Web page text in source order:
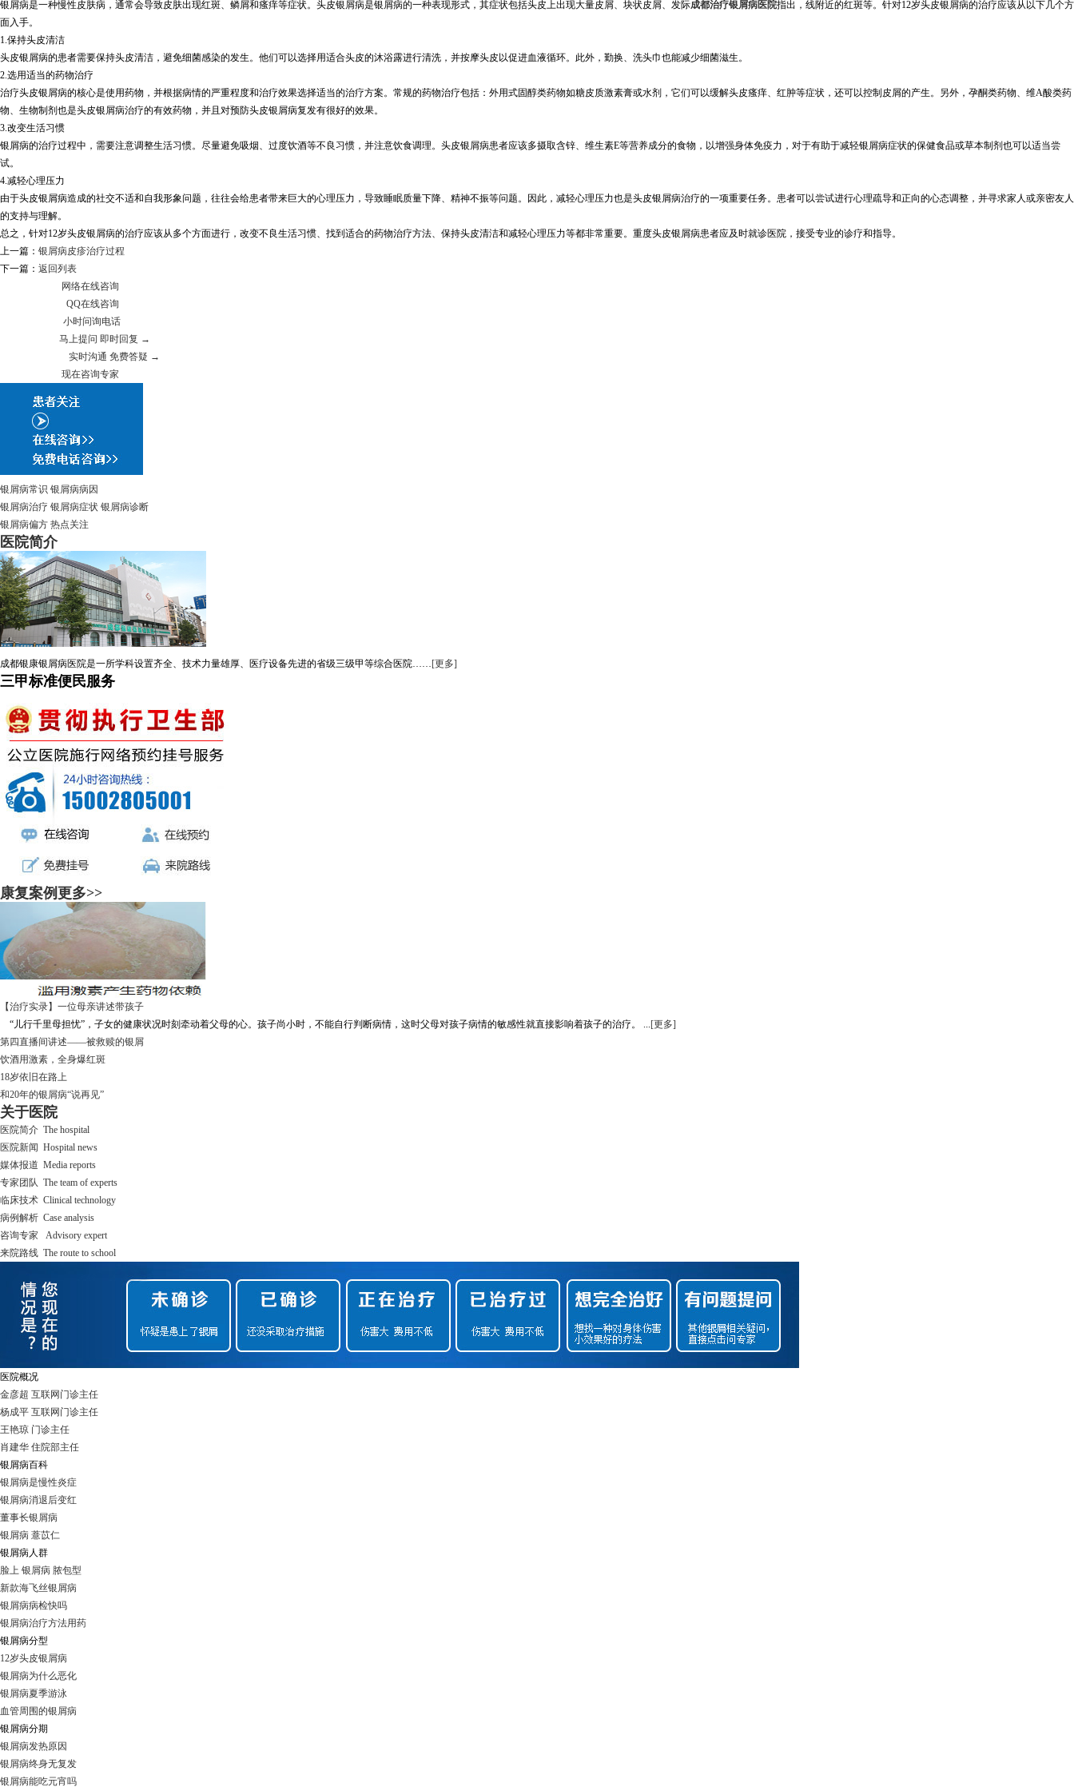
银屑病是一种慢性皮肤病，通常会导致皮肤出现红斑、鳞屑和瘙痒等症状。头皮银屑病是银屑病的一种表现形式，其症状包括头皮上出现大量皮屑、块状皮屑、发际成都治疗银屑病医院指出，线附近的红斑等。针对12岁头皮银屑病的治疗应该从以下几个方
面入手。
1.保持头皮清洁
头皮银屑病的患者需要保持头皮清洁，避免细菌感染的发生。他们可以选择用适合头皮的沐浴露进行清洗，并按摩头皮以促进血液循环。此外，勤换、洗头巾也能减少细菌滋生。
2.选用适当的药物治疗
治疗头皮银屑病的核心是使用药物，并根据病情的严重程度和治疗效果选择适当的治疗方案。常规的药物治疗包括：外用式固醇类药物如糖皮质激素膏或水剂，它们可以缓解头皮瘙痒、红肿等症状，还可以控制皮屑的产生。另外，孕酮类药物、维A酸类药
物、生物制剂也是头皮银屑病治疗的有效药物，并且对预防头皮银屑病复发有很好的效果。
3.改变生活习惯
银屑病的治疗过程中，需要注意调整生活习惯。尽量避免吸烟、过度饮酒等不良习惯，并注意饮食调理。头皮银屑病患者应该多摄取含锌、维生素E等营养成分的食物，以增强身体免疫力，对于有助于减轻银屑病症状的保健食品或草本制剂也可以适当尝
试。
4.减轻心理压力
由于头皮银屑病造成的社交不适和自我形象问题，往往会给患者带来巨大的心理压力，导致睡眠质量下降、精神不振等问题。因此，减轻心理压力也是头皮银屑病治疗的一项重要任务。患者可以尝试进行心理疏导和正向的心态调整，并寻求家人或亲密友人
的支持与理解。
总之，针对12岁头皮银屑病的治疗应该从多个方面进行，改变不良生活习惯、找到适合的药物治疗方法、保持头皮清洁和减轻心理压力等都非常重要。重度头皮银屑病患者应及时就诊医院，接受专业的诊疗和指导。
上一篇： 银屑病皮疹治疗过程
下一篇： 返回列表
网络在线咨询
QQ在线咨询
小时问询电话
马上提问 即时回复 →
实时沟通 免费答疑 →
现在咨询专家
银屑病常识 银屑病病因
银屑病治疗 银屑病症状 银屑病诊断
银屑病偏方 热点关注
医院简介
成都银康银屑病医院是一所学科设置齐全、技术力量雄厚、医疗设备先进的省级三级甲等综合医院……[更多]
三甲标准便民服务
康复案例 更多>>
【治疗实录】一位母亲讲述带孩子
“儿行千里母担忧”，子女的健康状况时刻牵动着父母的心。孩子尚小时，不能自行判断病情，这时父母对孩子病情的敏感性就直接影响着孩子的治疗。 ...[更多]
第四直播间讲述——被救赎的银屑
饮酒用激素，全身爆红斑
18岁依旧在路上
和20年的银屑病“说再见”
关于医院
医院简介 The hospital
医院新闻 Hospital news
媒体报道 Media reports
专家团队 The team of experts
临床技术 Clinical technology
病例解析 Case analysis
咨询专家 Advisory expert
来院路线 The route to school
医院概况
金彦超 互联网门诊主任
杨成平 互联网门诊主任
王艳琼 门诊主任
肖建华 住院部主任
银屑病百科
银屑病是慢性炎症
银屑病消退后变红
董事长银屑病
银屑病 薏苡仁
银屑病人群
脸上 银屑病 脓包型
新款海飞丝银屑病
银屑病病检快吗
银屑病治疗方法用药
银屑病分型
12岁头皮银屑病
银屑病为什么恶化
银屑病夏季游泳
血管周围的银屑病
银屑病分期
银屑病发热原因
银屑病终身无复发
银屑病能吃元宵吗